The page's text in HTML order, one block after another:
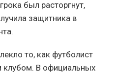
был расторгнут,
защитника в
то, как футболист
В официальных